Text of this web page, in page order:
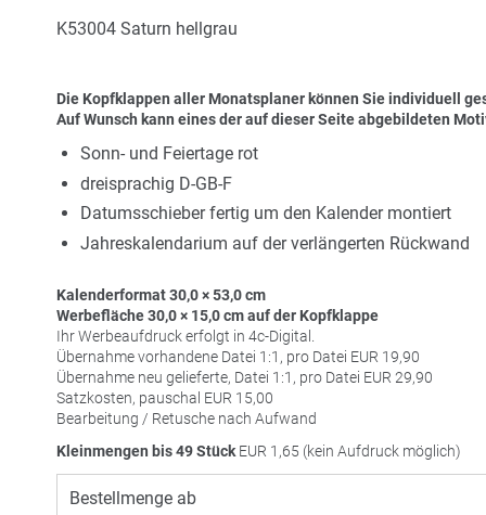
K53004 Saturn hellgrau
Die Kopfklappen aller Monatsplaner können Sie individuell
Auf Wunsch kann eines der auf dieser Seite abgebildeten
Sonn- und Feiertage rot
dreisprachig D-GB-F
Datumsschieber fertig um den Kalender montiert
Jahreskalendarium auf der verlängerten Rückwand
Kalenderformat 30,0 × 53,0 cm
Werbefläche 30,0 × 15,0 cm auf der Kopfklappe
Ihr Werbeaufdruck erfolgt in 4c-Digital.
Übernahme vorhandene Datei 1:1, pro Datei EUR 19,90
Übernahme neu gelieferte, Datei 1:1, pro Datei EUR 29,90
Satzkosten, pauschal EUR 15,00
Bearbeitung / Retusche nach Aufwand
Kleinmengen bis 49 Stück EUR 1,65 (kein Aufdruck möglich)
Bestellmenge ab